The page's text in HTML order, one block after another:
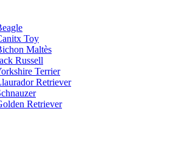
Toy
Maltès
Russell
Terrier
Retriever
Retriever